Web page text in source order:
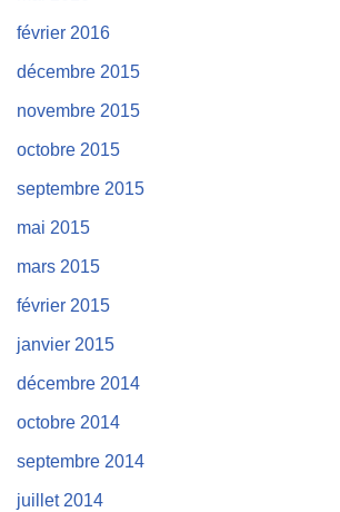
février 2016
décembre 2015
novembre 2015
octobre 2015
septembre 2015
mai 2015
mars 2015
février 2015
janvier 2015
décembre 2014
octobre 2014
septembre 2014
juillet 2014